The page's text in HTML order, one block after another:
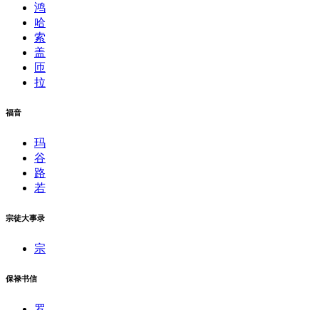
鸿
哈
索
盖
匝
拉
福音
玛
谷
路
若
宗徒大事录
宗
保禄书信